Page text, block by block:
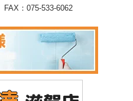
FAX：075-533-6062